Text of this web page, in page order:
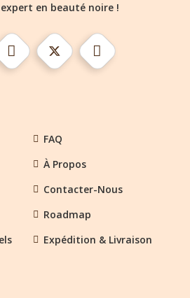
en beauté noire !
FAQ
À Propos
Contacter-Nous
Roadmap
Expédition & Livraison